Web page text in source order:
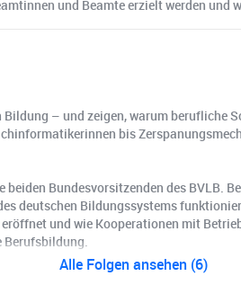
und Beamte erzielt werden
– und zeigen, warum
bis
Bundesvorsitzenden des
deutschen Bildungssystems
und wie Kooperationen mit
Berufsbildung.
Alle Folgen ansehen (6)